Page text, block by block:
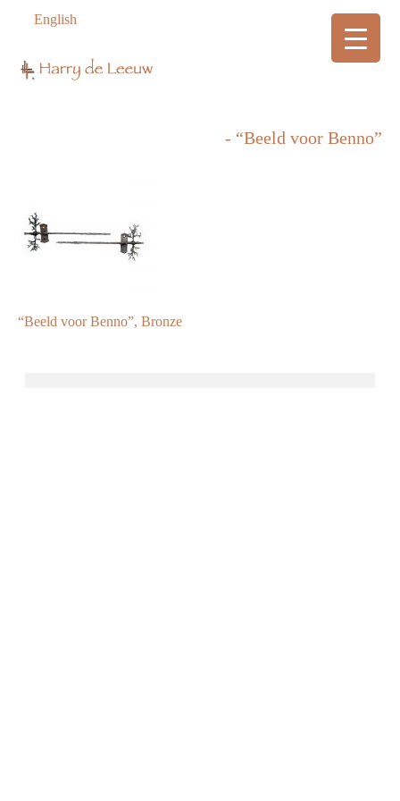
English
- “Beeld voor Benno”
“Beeld voor Benno”, Bronze